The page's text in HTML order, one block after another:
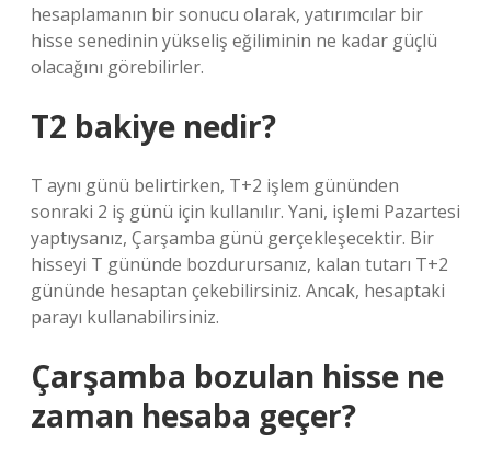
hesaplamanın bir sonucu olarak, yatırımcılar bir
hisse senedinin yükseliş eğiliminin ne kadar güçlü
olacağını görebilirler.
T2 bakiye nedir?
T aynı günü belirtirken, T+2 işlem gününden
sonraki 2 iş günü için kullanılır. Yani, işlemi Pazartesi
yaptıysanız, Çarşamba günü gerçekleşecektir. Bir
hisseyi T gününde bozdurursanız, kalan tutarı T+2
gününde hesaptan çekebilirsiniz. Ancak, hesaptaki
parayı kullanabilirsiniz.
Çarşamba bozulan hisse ne
zaman hesaba geçer?